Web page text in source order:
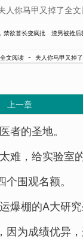
人你马甲又掉了全
禁欲首长变疯批 渣男被抢
文阅读 - 夫人你马甲又掉
上一章
者的圣地。
难，给实验室
围观名额。
爆棚的A大研究
为成绩优异